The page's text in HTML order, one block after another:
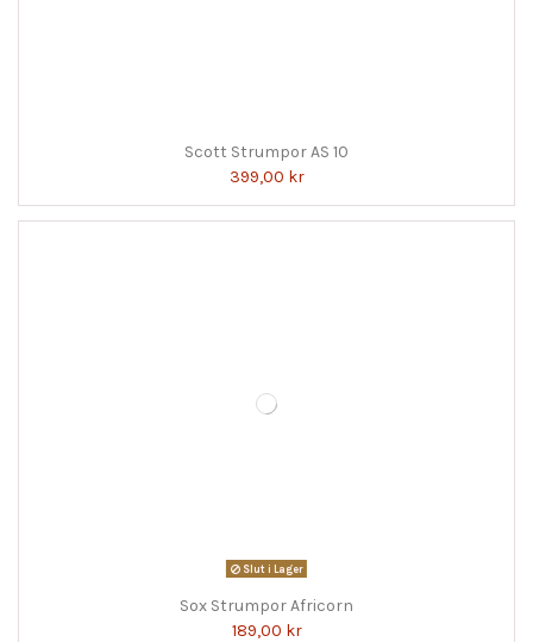
Scott Strumpor AS 10
399,00 kr
Slut i Lager
Sox Strumpor Africorn
189,00 kr